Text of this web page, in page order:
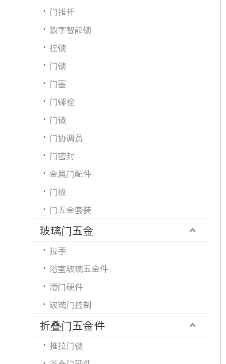
门推杆
数字智能锁
挂锁
门锁
门塞
门螺栓
门镜
门协调员
门密封
金属门配件
门板
门五金套装
玻璃门五金
拉手
浴室玻璃五金件
滑门硬件
玻璃门控制
折叠门五金件
推拉门锁